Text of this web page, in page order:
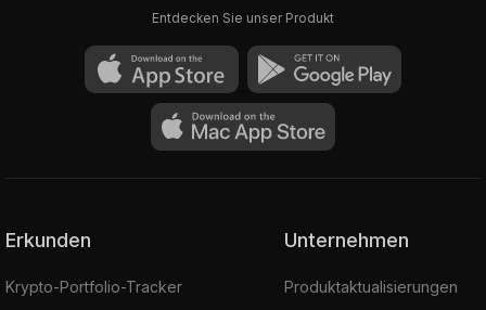
Entdecken Sie unser Produkt
Erkunden
Krypto-Portfolio-Tracker
Unternehmen
Produktaktualisierungen